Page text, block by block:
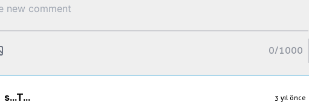
0/1000
s...T...
3 yıl önce